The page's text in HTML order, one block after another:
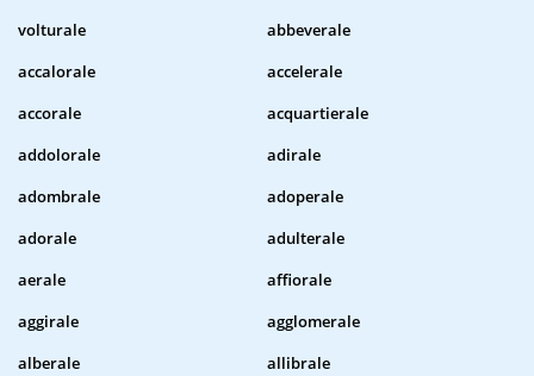
volturale
abbeverale
accalorale
accelerale
accorale
acquartierale
addolorale
adirale
adombrale
adoperale
adorale
adulterale
aerale
affiorale
aggirale
agglomerale
alberale
allibrale